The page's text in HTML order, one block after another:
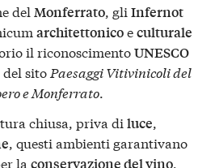
del Monferrato , gli Infernot
architettonicoeculturale
il riconoscimentoUNESCO
del sito Paesaggi Vitivinicoli del
e Monferrato
chiusa, priva di luce,
, questi ambienti garantivano
la conservazione del vino,